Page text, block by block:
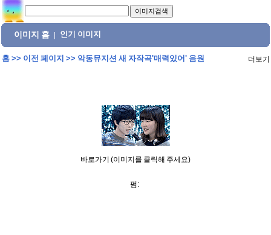
이미지 홈 인기 이미지
홈>> 이전 페이지 >> 악동뮤지션 새 자작곡'매력있어' 음원 더보기
바로가기 (이미지를 클릭해 주세요)
펌: